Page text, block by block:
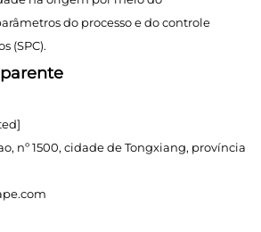
do processo e do controle
(SPC).
nº 1500, cidade de Tongxiang, província